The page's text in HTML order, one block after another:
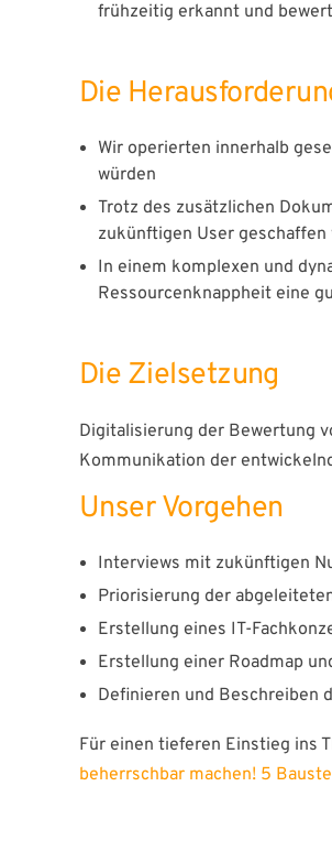
frühzeitig erkannt und
Die
Wir operierten innerhalb
würden
Trotz des zusätzlichen
zukünftigen User geschaffen
In einem komplexen und
Ressourcenknappheit eine
Die Zielsetzung
Digitalisierung der Bewertung
Kommunikation der
Unser Vorgehen
Interviews mit zukünftigen
Priorisierung der
Erstellung eines IT-
Erstellung einer Roadmap
Definieren und Beschreiben
Für einen tieferen Einstieg ins
beherrschbar machen! 5